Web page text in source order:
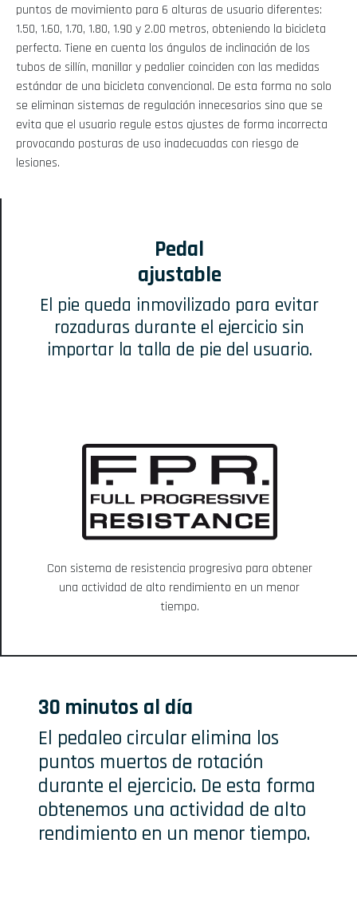
puntos de movimiento para 6 alturas de usuario diferentes:
1.50, 1.60, 1.70, 1.80, 1.90 y 2.00 metros, obteniendo la bicicleta
perfecta. Tiene en cuenta los ángulos de inclinación de los
tubos de sillín, manillar y pedalier coinciden con las medidas
estándar de una bicicleta convencional. De esta forma no solo
se eliminan sistemas de regulación innecesarios sino que se
evita que el usuario regule estos ajustes de forma incorrecta
provocando posturas de uso inadecuadas con riesgo de
lesiones.
Pedal
ajustable
El pie queda inmovilizado para evitar
rozaduras durante el ejercicio sin
importar la talla de pie del usuario.
Con sistema de resistencia progresiva para obtener
una actividad de alto rendimiento en un menor
tiempo.
30 minutos al día
El pedaleo circular elimina los
puntos muertos de rotación
durante el ejercicio. De esta forma
obtenemos una actividad de alto
rendimiento en un menor tiempo.